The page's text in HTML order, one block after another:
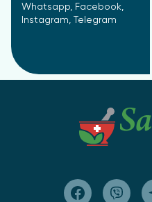
Whatsapp, Facebook,
Instagram, Telegram